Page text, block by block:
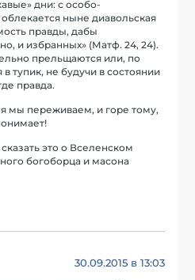
дни: с особо-
ныне диавольская
правды, дабы
и избранных» (Матф. 24, 24).
прельщаются или, по
тупик, не будучи в состоянии
правда.
мы переживаем, и горе тому,
это о Вселенском
богоборца и масона
30.09.2015 в 13:03